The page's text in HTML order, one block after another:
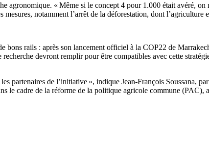
agronomique. « Même si le concept 4 pour 1.000 était avéré,
mesures, notamment l’arrêt de la déforestation, dont l’agriculture
bons rails : après son lancement officiel à la COP22 de
devront remplir pour être compatibles avec cette
partenaires de l’initiative », indique Jean-François Soussana,
le cadre de la réforme de la politique agricole commune